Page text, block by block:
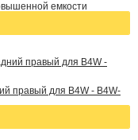
емкости
правый для B4W - B4W-